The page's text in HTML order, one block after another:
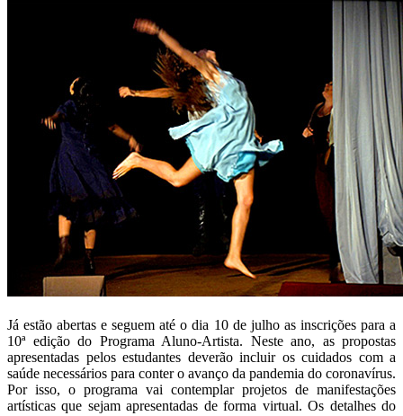
Já estão abertas e seguem até o dia 10 de julho as inscrições para a
10ª edição do Programa Aluno-Artista. Neste ano, as propostas
apresentadas pelos estudantes deverão incluir os cuidados com a
saúde necessários para conter o avanço da pandemia do coronavírus.
Por isso, o programa vai contemplar projetos de manifestações
artísticas que sejam apresentadas de forma virtual. Os detalhes do